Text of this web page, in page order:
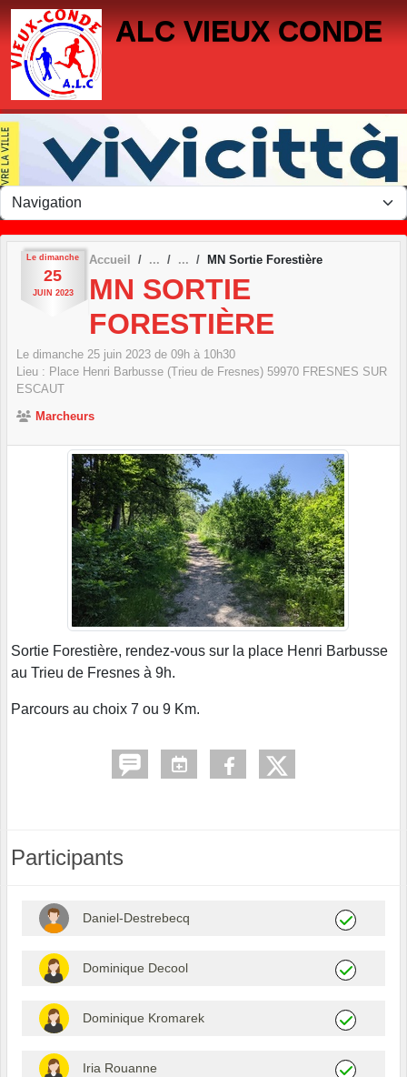
ALC VIEUX CONDE
Le dimanche
25
JUIN 2023
Accueil MN Sortie Forestière
MN SORTIE
FORESTIÈRE
Le dimanche 25 juin 2023 de 09h à 10h30
Lieu : Place Henri Barbusse (Trieu de Fresnes) 59970 FRESNES SUR
ESCAUT
Marcheurs
Sortie Forestière, rendez-vous sur la place Henri Barbusse
au Trieu de Fresnes à 9h.
Parcours au choix 7 ou 9 Km.
Participants
Daniel-Destrebecq
Dominique Decool
Dominique Kromarek
Iria Rouanne
Panneau de gestion des cookies